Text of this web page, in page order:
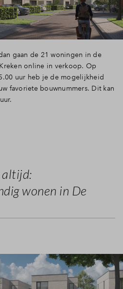
gaan de 21 woningen in de
online in verkoop. Op
uur heb je de mogelijkheid
favoriete bouwnummers. Dit kan
altijd:
wonen in De